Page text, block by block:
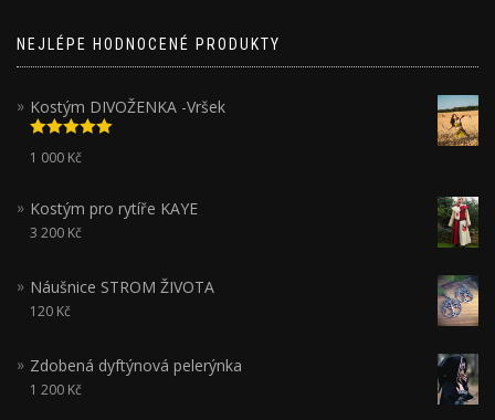
NEJLÉPE HODNOCENÉ PRODUKTY
Kostým DIVOŽENKA -Vršek
Hodnocení
5.00z 5
1 000 Kč
Kostým pro rytíře KAYE
3 200 Kč
Náušnice STROM ŽIVOTA
120 Kč
Zdobená dyftýnová pelerýnka
1 200 Kč